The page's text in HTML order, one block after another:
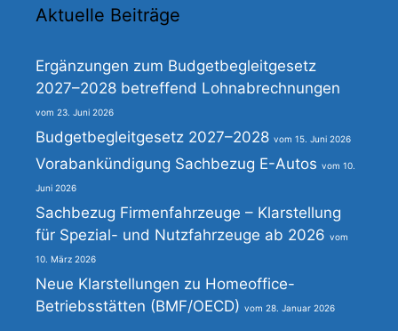
Aktuelle Beiträge
Ergänzungen zum Budgetbegleitgesetz
2027–2028 betreffend Lohnabrechnungen
23. Juni 2026
Budgetbegleitgesetz 2027–2028 15. Juni 2026
Vorabankündigung Sachbezug E-Autos 10.
Juni 2026
Sachbezug Firmenfahrzeuge – Klarstellung
für Spezial- und Nutzfahrzeuge ab 2026
10. März 2026
Neue Klarstellungen zu Homeoffice-
Betriebsstätten (BMF/OECD)
28. Januar 2026